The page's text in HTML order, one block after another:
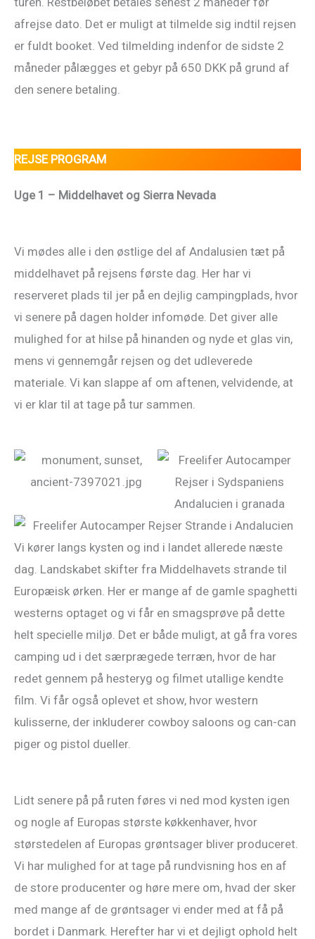
afrejse dato. Det er muligt at tilmelde sig indtil rejsen
er fuldt booket. Ved tilmelding indenfor de sidste 2
måneder pålægges et gebyr på 650 DKK på grund af
den senere betaling.
REJSE PROGRAM
Uge 1 – Middelhavet og Sierra Nevada
Vi mødes alle i den østlige del af Andalusien tæt på
middelhavet på rejsens første dag. Her har vi
reserveret plads til jer på en dejlig campingplads, hvor
vi senere på dagen holder infomøde. Det giver alle
mulighed for at hilse på hinanden og nyde et glas vin,
mens vi gennemgår rejsen og det udleverede
materiale. Vi kan slappe af om aftenen, velvidende, at
vi er klar til at tage på tur sammen.
Vi kører langs kysten og ind i landet allerede næste
dag. Landskabet skifter fra Middelhavets strande til
Europæisk ørken. Her er mange af de gamle spaghetti
westerns optaget og vi får en smagsprøve på dette
helt specielle miljø. Det er både muligt, at gå fra vores
camping ud i det særprægede terræn, hvor de har
redet gennem på hesteryg og filmet utallige kendte
film. Vi får også oplevet et show, hvor western
kulisserne, der inkluderer cowboy saloons og can-can
piger og pistol dueller.
Lidt senere på på ruten føres vi ned mod kysten igen
og nogle af Europas største køkkenhaver, hvor
størstedelen af Europas grøntsager bliver produceret.
Vi har mulighed for at tage på rundvisning hos en af
de store producenter og høre mere om, hvad der sker
med mange af de grøntsager vi ender med at få på
bordet i Danmark. Herefter har vi et dejligt ophold helt